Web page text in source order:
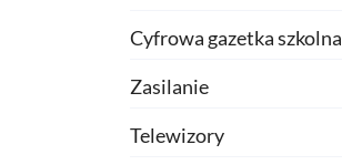
Cyfrowa gazetka szkolna
Zasilanie
Telewizory